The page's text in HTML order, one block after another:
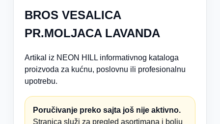
BROS VESALICA
PR.MOLJACA LAVANDA
Artikal iz NEON HILL informativnog kataloga
proizvoda za kućnu, poslovnu ili profesionalnu
upotrebu.
Poručivanje preko sajta još nije aktivno.
Stranica služi za pregled asortimana i bolju